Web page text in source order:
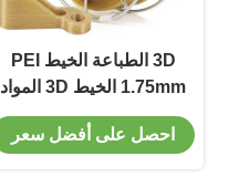
3D الطباعة الخيط PEI
1.75mm الخيط 3D المواد
عالية الأداء 1kg
احصل على أفضل سعر